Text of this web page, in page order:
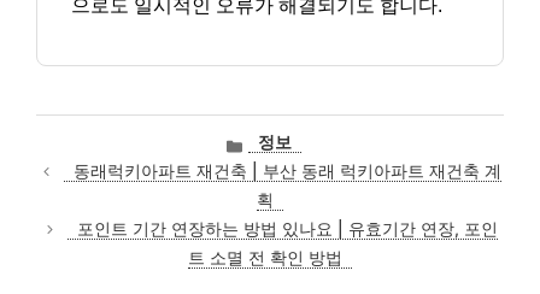
으로도 일시적인 오류가 해결되기도 합니다.
카
테
고
리
정보
동래럭키아파트 재건축 | 부산 동래 럭키아파트 재건축 계
획
포인트 기간 연장하는 방법 있나요 | 유효기간 연장, 포인
트 소멸 전 확인 방법